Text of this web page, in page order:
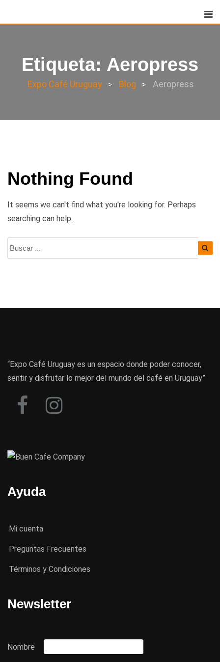
Etiqueta: Aeropress
Expo Café Uruguay > Blog > Aeropress
Nothing Found
It seems we can't find what you're looking for. Perhaps
searching can help.
“Expo Café Uruguay es un espacio donde poder conocer,
sentir y disfrutar lo mejor del mundo del café en Uruguay”
Ayuda
Mi cuenta
Preguntas Frecuentes
Términos y Condiciones
Newsletter
Nombre